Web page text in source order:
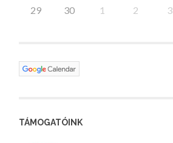
29 30 1 2 3
TÁMOGATÓINK